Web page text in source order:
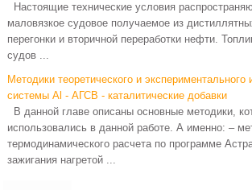
Настоящие технические условия
маловязкое судовое получаемое из
перегонки и вторичной переработки нефти.
судов ...
Методики теоретического и экспериментального
системы Al - АГСВ - каталитические добавки
В данной главе описаны основные методики,
использовались в данной работе. А именно: –
термодинамического расчета по программе
зажигания нагретой ...